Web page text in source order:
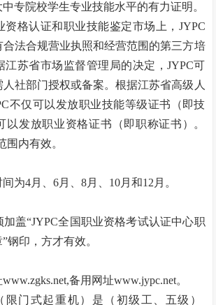
专院校学生专业技能水平的有力证明。
资格认证和职业技能鉴定市场上， JYPC
法合规营业执照和经营范围的第三方培
江苏省市场监督管理局的决定，JYPC可
社部门授权或备案。根据江苏省高级人
不仅可以发放职业技能等级证书（即技
以发放职业资格证书（即职称证书）。
围内有效。
间为4月、6月、8月、10月和12月。
加盖“JYPC全国职业资格考试认证中心职
”钢印，方才有效。
www.zgks.net,备用网址www.jypc.net。
限门式起重机）是（初级工、五级）